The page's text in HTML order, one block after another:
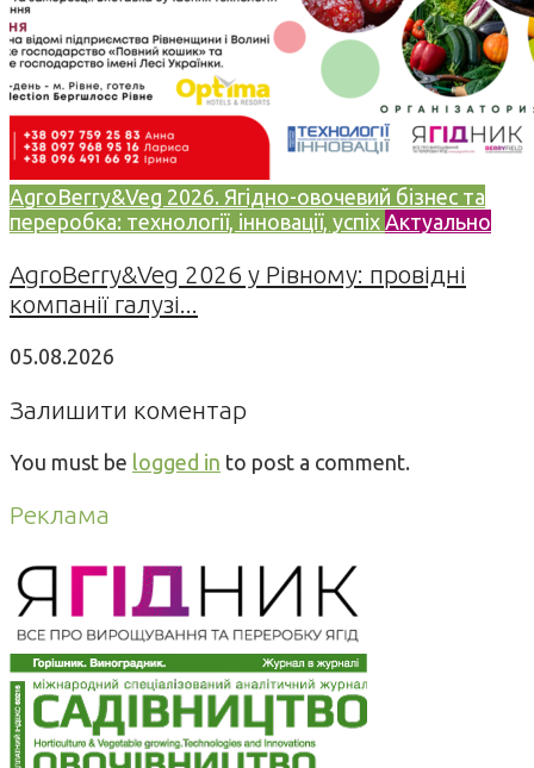
AgroBerry&Veg 2026. Ягідно-овочевий бізнес та
переробка: технології, інновації, успіх Актуально
AgroBerry&Veg 2026 у Рівному: провідні
компанії галузі...
05.08.2026
Залишити коментар
You must be logged in to post a comment.
Реклама